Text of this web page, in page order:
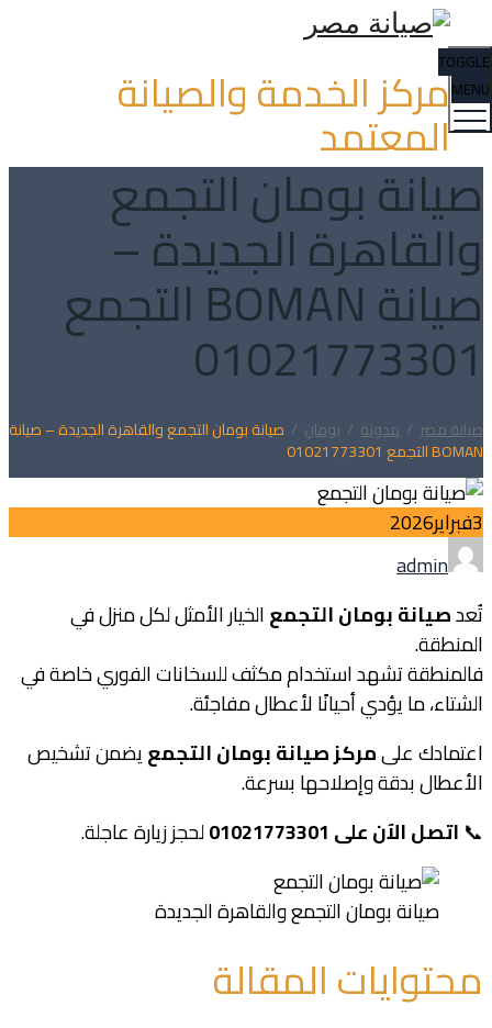
مركز الخدمة والصيانة
المعتمد
TOGGLE
MENU
صيانة بومان التجمع
والقاهرة الجديدة –
صيانة BOMAN التجمع
01021773301
صيانة مصر / مدونة / بومان / صيانة بومان التجمع والقاهرة الجديدة – صيانة
BOMAN التجمع 01021773301
3فبراير2026
Author
admin
تُعدصيانة بومان التجمعالخيار الأمثل لكل منزل في
المنطقة.
فالمنطقة تشهد استخدام مكثف للسخانات الفوري خاصة في
الشتاء، ما يؤدي أحيانًا لأعطال مفاجئة.
اعتمادك علىمركز صيانة بومان التجمعيضمن تشخيص
الأعطال بدقة وإصلاحها بسرعة.
📞 اتصل الآن على 01021773301 لحجز زيارة عاجلة.
صيانة بومان التجمع والقاهرة الجديدة
محتوايات المقالة